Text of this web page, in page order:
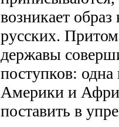
возникает
русских.
державы
поступков:
Америки и
поставить в